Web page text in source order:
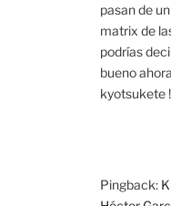
pasan de
matrix de
podrías
bueno
kyotsukete
Pingback: